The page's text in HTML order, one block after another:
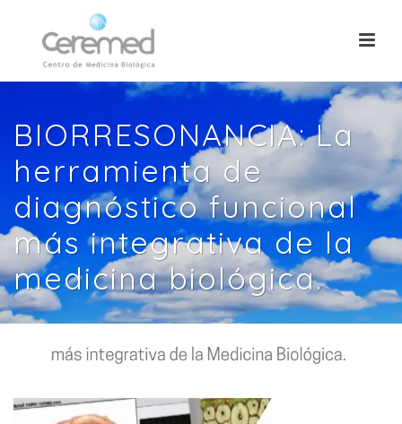
BIORRESONANCIA: La
herramienta de
diagnóstico funcional
más integrativa de la
medicina biológica.